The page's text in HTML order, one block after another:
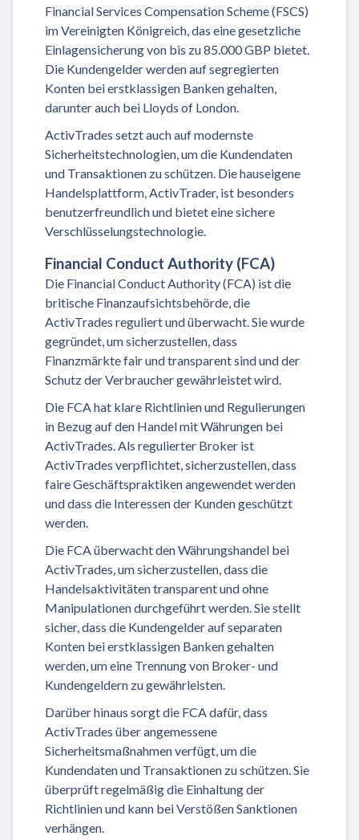
Financial Services Compensation Scheme (FSCS)
im Vereinigten Königreich, das eine gesetzliche
Einlagensicherung von bis zu 85.000 GBP bietet.
Die Kundengelder werden auf segregierten
Konten bei erstklassigen Banken gehalten,
darunter auch bei Lloyds of London.
ActivTrades setzt auch auf modernste
Sicherheitstechnologien, um die Kundendaten
und Transaktionen zu schützen. Die hauseigene
Handelsplattform, ActivTrader, ist besonders
benutzerfreundlich und bietet eine sichere
Verschlüsselungstechnologie.
Financial Conduct Authority (FCA)
Die Financial Conduct Authority (FCA) ist die
britische Finanzaufsichtsbehörde, die
ActivTrades reguliert und überwacht. Sie wurde
gegründet, um sicherzustellen, dass
Finanzmärkte fair und transparent sind und der
Schutz der Verbraucher gewährleistet wird.
Die FCA hat klare Richtlinien und Regulierungen
in Bezug auf den Handel mit Währungen bei
ActivTrades. Als regulierter Broker ist
ActivTrades verpflichtet, sicherzustellen, dass
faire Geschäftspraktiken angewendet werden
und dass die Interessen der Kunden geschützt
werden.
Die FCA überwacht den Währungshandel bei
ActivTrades, um sicherzustellen, dass die
Handelsaktivitäten transparent und ohne
Manipulationen durchgeführt werden. Sie stellt
sicher, dass die Kundengelder auf separaten
Konten bei erstklassigen Banken gehalten
werden, um eine Trennung von Broker- und
Kundengeldern zu gewährleisten.
Darüber hinaus sorgt die FCA dafür, dass
ActivTrades über angemessene
Sicherheitsmaßnahmen verfügt, um die
Kundendaten und Transaktionen zu schützen. Sie
überprüft regelmäßig die Einhaltung der
Richtlinien und kann bei Verstößen Sanktionen
verhängen.